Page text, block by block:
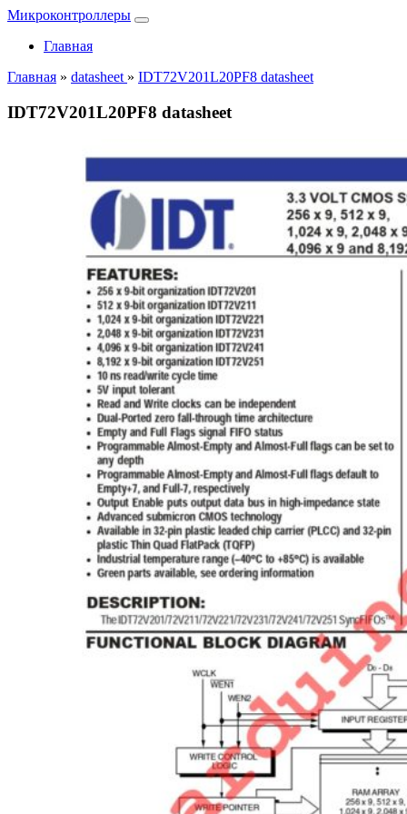
Микроконтроллеры
Главная
Главная » datasheet » IDT72V201L20PF8 datasheet
IDT72V201L20PF8 datasheet